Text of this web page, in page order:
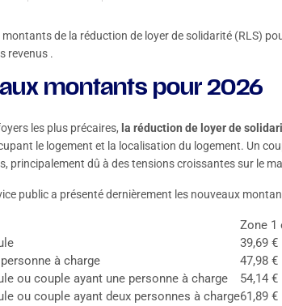
de la réduction de loyer de solidarité (RLS)
revenus .
montants pour 2026
les plus précaires, la réduction de loyer de
le logement et la localisation du logement. Un
principalement dû à des tensions croissantes sur le
public a présenté dernièrement les nouveaux
Zone 1
39,69 €
à charge
47,98 €
ou couple ayant une personne à charge
54,14 €
ou couple ayant deux personnes à charge61,89 €